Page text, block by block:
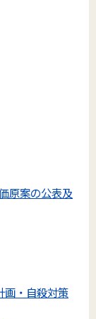
原案の公表及
画・自殺対策